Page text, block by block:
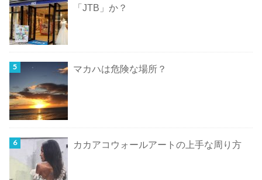
「JTB」か？
マカハは危険な場所？
カカアコウォールアートの上手な周り方